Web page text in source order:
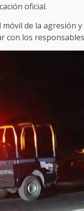
oficial.
de la agresión
con los